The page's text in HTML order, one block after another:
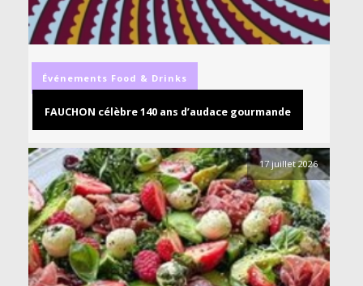
Événements Food & Drinks
FAUCHON célèbre 140 ans d’audace gourmande
17 juillet 2026